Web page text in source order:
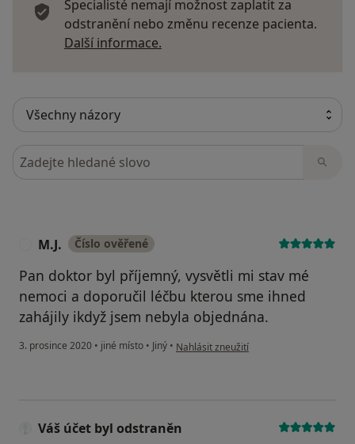
Specialisté nemají možnost zaplatit za
odstranění nebo změnu recenze pacienta.
Další informace.
Hledejte v názorech
M.J. Číslo ověřené
Pan doktor byl příjemný, vysvětli mi stav mé
nemoci a doporučil léčbu kterou sme ihned
zahájily ikdyž jsem nebyla objednána.
3. prosince 2020 • jiné místo • Jiný • podle názoru uživatele M.J.
Nahlásit zneužití
Váš účet byl odstraněn